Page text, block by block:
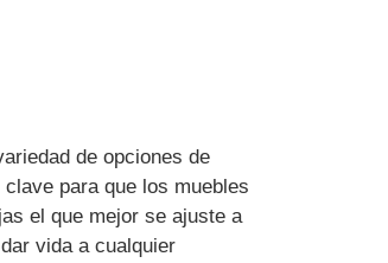
de opciones de
para que los muebles
el que mejor se ajuste a
vida a cualquier